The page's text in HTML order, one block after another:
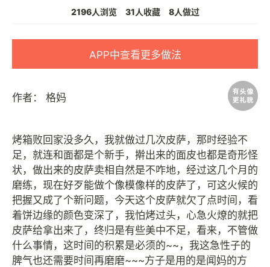
2196人浏览 31人收藏 8人做过
APP中查看更多做法
作者： 格妈
烤箱败回家没多久，我就做过几次皮萨，那时经验不
足，就连和面都是个新手，擀出来的面皮也都是奇形怪
状，做出来的皮萨卖相自然是不咋地，经过这几个月的
磨练，现在好歹能做个像模像样的皮萨了，可这火候的
把握又成了个新问题，今天这个皮萨就欠了点时间，看
着饼边缘的颜色变深了，我怕烤过头，心急火燎的就把
皮萨给拿出来了，终归是有些美中不足，看来，不管做
什么事情，这时间的积累是必须的~~，我这急性子的
脾气也还需要时间再磨磨~~~方子是用的是闻妈的方